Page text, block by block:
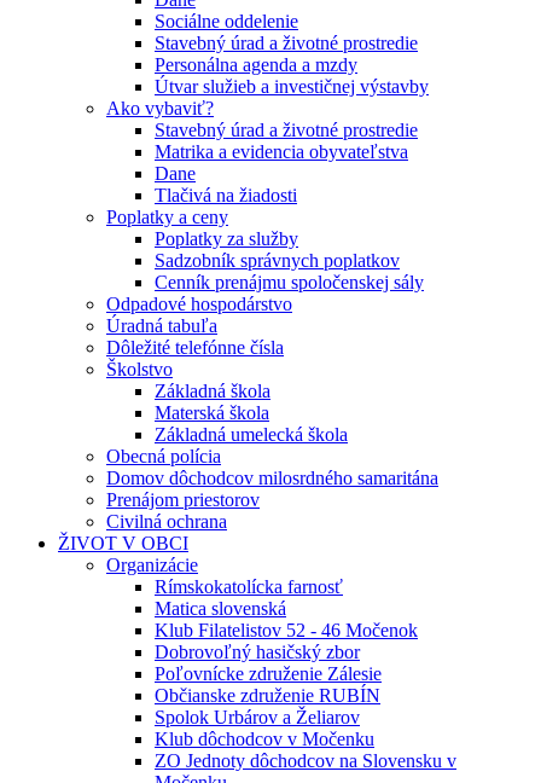
Sociálne oddelenie
Stavebný úrad a životné prostredie
Personálna agenda a mzdy
Útvar služieb a investičnej výstavby
Ako vybaviť?
Stavebný úrad a životné prostredie
Matrika a evidencia obyvateľstva
Dane
Tlačivá na žiadosti
Poplatky a ceny
Poplatky za služby
Sadzobník správnych poplatkov
Cenník prenájmu spoločenskej sály
Odpadové hospodárstvo
Úradná tabuľa
Dôležité telefónne čísla
Školstvo
Základná škola
Materská škola
Základná umelecká škola
Obecná polícia
Domov dôchodcov milosrdného samaritána
Prenájom priestorov
Civilná ochrana
ŽIVOT V OBCI
Organizácie
Rímskokatolícka farnosť
Matica slovenská
Klub Filatelistov 52 - 46 Močenok
Dobrovoľný hasičský zbor
Poľovnícke združenie Zálesie
Občianske združenie RUBÍN
Spolok Urbárov a Želiarov
Klub dôchodcov v Močenku
ZO Jednoty dôchodcov na Slovensku v